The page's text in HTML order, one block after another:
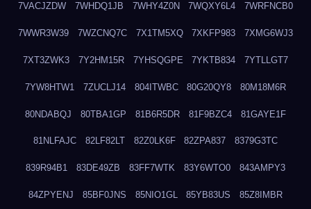
7VACJZDW 7WHDQ1JB 7WHY4Z0N 7WQXY6L4 7WRFNCB0
7WWR3W39 7WZCNQ7C 7X1TM5XQ 7XKFP983 7XMG6WJ3
7XT3ZWK3 7Y2HM15R 7YHSQGPE 7YKTB834 7YTLLGT7
7YW8HTW1 7ZUCLJ14 804ITWBC 80G20QY8 80M18M6R
80NDABQJ 80TBA1GP 81B6R5DR 81F9BZC4 81GAYE1F
81NLFAJC 82LF82LT 82Z0LK6F 82ZPA837 8379G3TC
839R94B1 83DE49ZB 83FF7WTK 83Y6WTO0 843AMPY3
84ZPYENJ 85BF0JNS 85NIO1GL 85YB83US 85Z8IMBR